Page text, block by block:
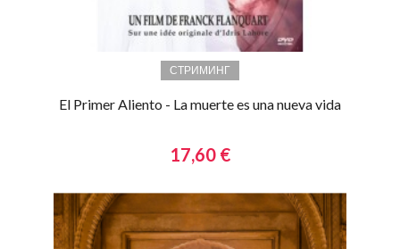
СТРИМИНГ
El Primer Aliento - La muerte es una nueva vida
17,60 €